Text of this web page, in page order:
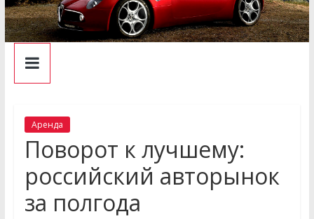
Аренда
Поворот к лучшему:
российский авторынок
за полгода